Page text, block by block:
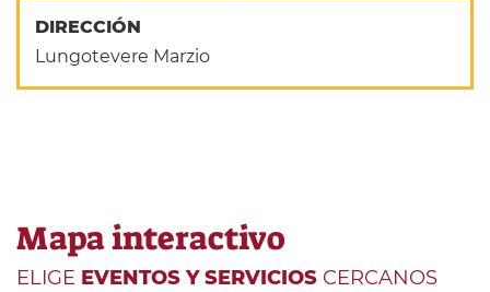
DIRECCIÓN
Lungotevere Marzio
Mapa interactivo
ELIGE EVENTOS Y SERVICIOS CERCANOS